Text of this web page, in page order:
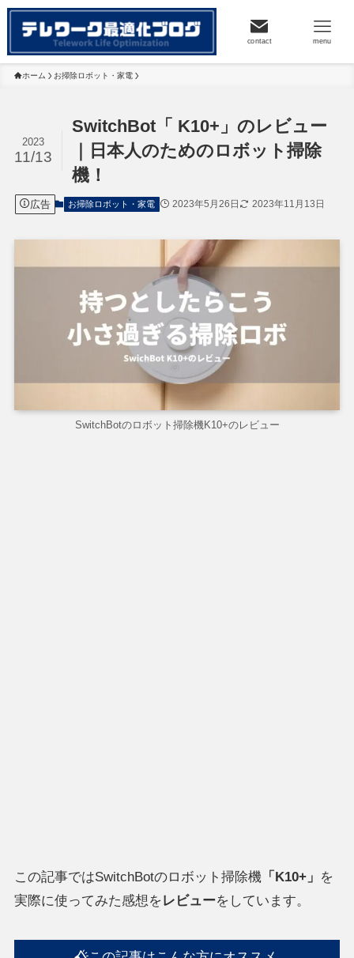
contact menu
ホーム お掃除ロボット・家電
SwitchBot「 K10+」のレビュー
｜日本人のためのロボット掃除
機！
2023
11/13
広告 お掃除ロボット・家電 2023年5月26日 2023年11月13日
SwitchBotのロボット掃除機K10+のレビュー
この記事ではSwitchBotのロボット掃除機「K10+」 を
実際に使ってみた感想をレビューをしています。